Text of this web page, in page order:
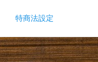
特商法設定